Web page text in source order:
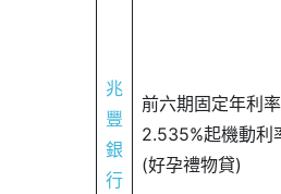
兆
豐
銀
行
前六期固定年利
2.535%起機動利
(好孕禮物貸)